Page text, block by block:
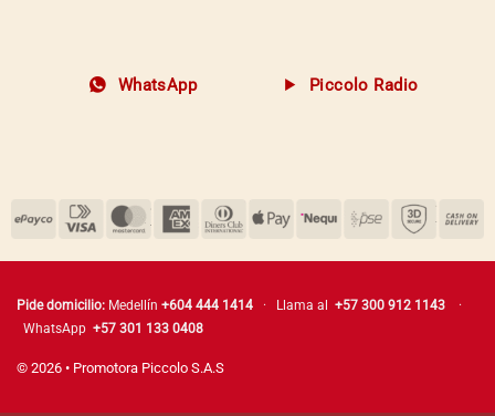
WhatsApp Piccolo Radio
Pide domicilio: Medellín +604 444 1414 · Llama al +57 300 912 1143
·
WhatsApp +57 301 133 0408
© 2026 • Promotora Piccolo S.A.S